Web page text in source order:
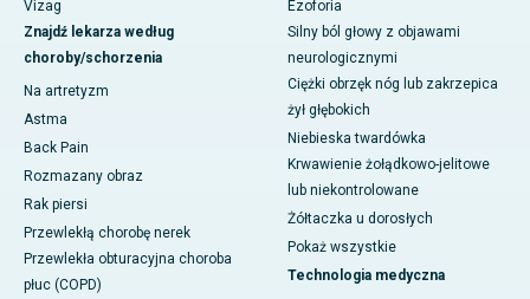
Vizag
Znajdź lekarza według
choroby/schorzenia
Na artretyzm
Astma
Back Pain
Rozmazany obraz
Rak piersi
Przewlekłą chorobę nerek
Przewlekła obturacyjna choroba
płuc (COPD)
Ezoforia
Silny ból głowy z objawami
neurologicznymi
Ciężki obrzęk nóg lub zakrzepica
żył głębokich
Niebieska twardówka
Krwawienie żołądkowo-jelitowe
lub niekontrolowane
Żółtaczka u dorosłych
Pokaż wszystkie
Technologia medyczna